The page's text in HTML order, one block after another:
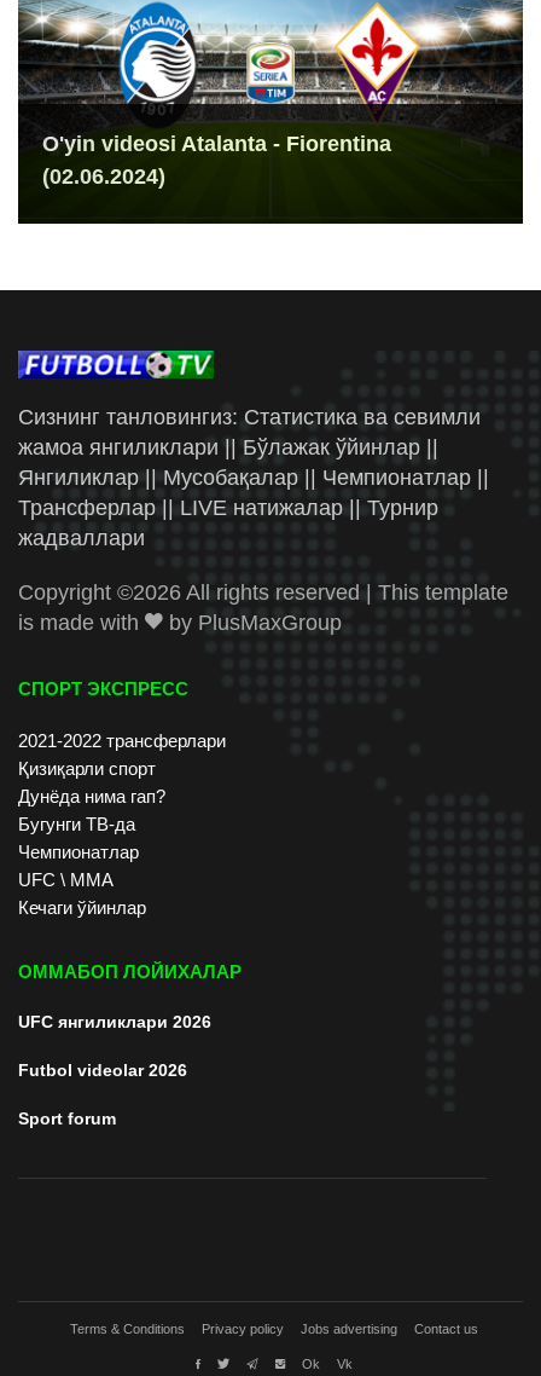
O'yin videosi Atalanta - Fiorentina
(02.06.2024)
Сизнинг танловингиз: Статистика ва севимли
жамоа янгиликлари || Бўлажак ўйинлар ||
Янгиликлар || Мусобақалар || Чемпионатлар ||
Трансферлар || LIVE натижалар || Турнир
жадваллари
Copyright ©2026 All rights reserved | This template
is made with
by PlusMaxGroup
СПОРТ ЭКСПРЕСС
2021-2022 трансферлари
Қизиқарли спорт
Дунёда нима гап?
Бугунги ТВ-да
Чемпионатлар
UFC \ ММА
Кечаги ўйинлар
ОММАБОП ЛОЙИХАЛАР
UFC янгиликлари 2026
Futbol videolar 2026
Sport forum
Terms & Conditions Privacy policy Jobs advertising Contact us
Ok Vk